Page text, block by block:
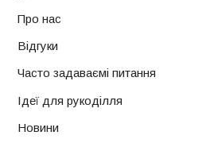
Про нас
Відгуки
Часто задаваємі питання
Ідеї для рукоділля
Новини